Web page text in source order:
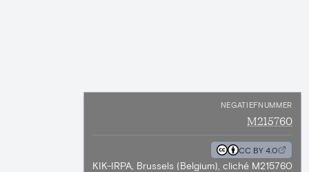
NEGATIEFNUMMER
M215760
CC BY 4.0
KIK-IRPA, Brussels (Belgium), cliché M215760